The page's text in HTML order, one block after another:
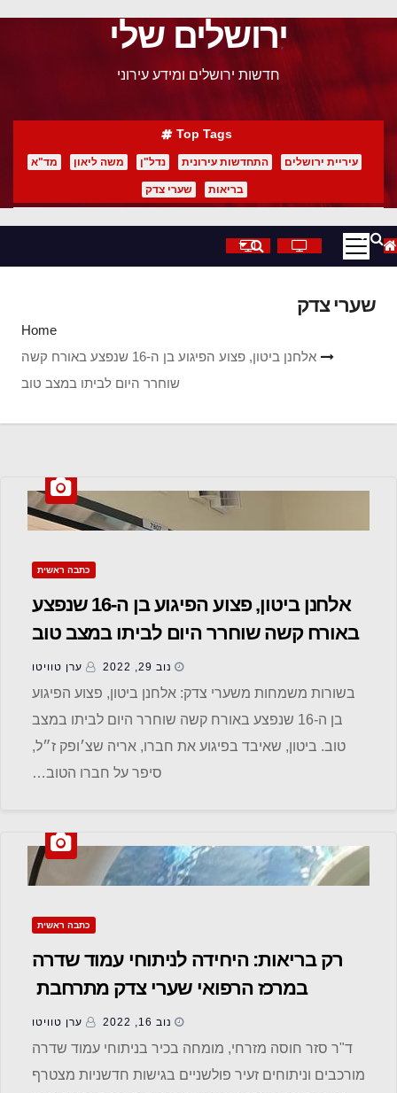
ירושלים שלי
חדשות ירושלים ומידע עירוני
Top Tags
עיריית ירושלים התחדשות עירונית נדל"ן משה ליאון מד"א
בריאות שערי צדק
שערי צדק
Home
אלחנן ביטון, פצוע הפיגוע בן ה-16 שנפצע באורח קשה
שוחרר היום לביתו במצב טוב
כתבה ראשית
אלחנן ביטון, פצוע הפיגוע בן ה-16 שנפצע
באורח קשה שוחרר היום לביתו במצב טוב
נוב 29, 2022 ערן טוויטו
בשורות משמחות משערי צדק: אלחנן ביטון, פצוע הפיגוע
בן ה-16 שנפצע באורח קשה שוחרר היום לביתו במצב
טוב. ביטון, שאיבד בפיגוע את חברו, אריה שצ׳ופק ז״ל,
סיפר על חברו הטוב…
כתבה ראשית
רק בריאות: היחידה לניתוחי עמוד שדרה
במרכז הרפואי שערי צדק מתרחבת
נוב 16, 2022 ערן טוויטו
ד"ר סזר חוסה מזרחי, מומחה בכיר בניתוחי עמוד שדרה
מורכבים וניתוחים זעיר פולשניים בגישות חדשניות מצטרף